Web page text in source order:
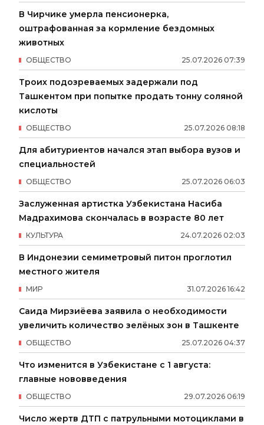
В Чирчике умерла пенсионерка,
оштрафованная за кормление бездомных
животных
25.07.2026 07:39
ОБЩЕСТВО
Троих подозреваемых задержали под
Ташкентом при попытке продать тонну соляной
кислоты
25.07.2026 08:18
ОБЩЕСТВО
Для абитуриентов начался этап выбора вузов и
специальностей
25.07.2026 06:03
ОБЩЕСТВО
Заслуженная артистка Узбекистана Насиба
Мадрахимова скончалась в возрасте 80 лет
24.07.2026 02:03
КУЛЬТУРА
В Индонезии семиметровый питон проглотил
местного жителя
31.07.2026 16:42
МИР
Саида Мирзиёева заявила о необходимости
увеличить количество зелёных зон в Ташкенте
25.07.2026 04:37
ОБЩЕСТВО
Что изменится в Узбекистане с 1 августа:
главные нововведения
29.07.2026 06:19
ОБЩЕСТВО
Число жертв ДТП с патрульными мотоциклами в